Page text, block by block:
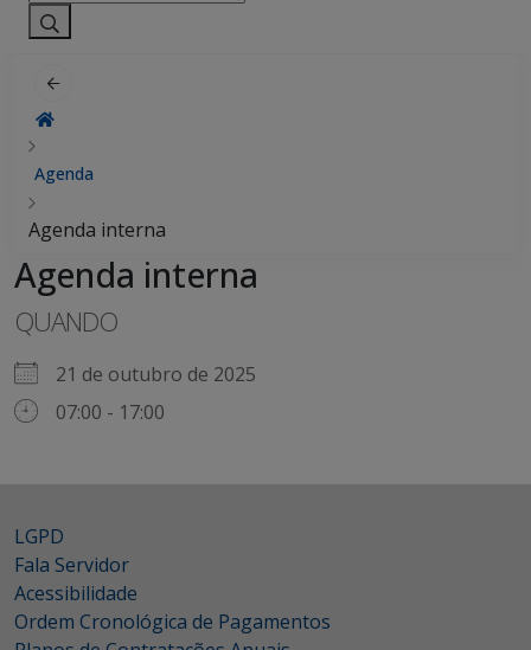
por:
Agenda
Agenda interna
Agenda interna
QUANDO
21 de outubro de 2025
07:00 - 17:00
LGPD
Fala Servidor
Acessibilidade
Ordem Cronológica de Pagamentos